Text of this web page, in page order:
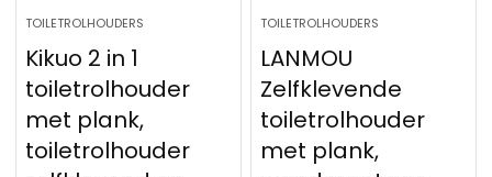
TOILETROLHOUDERS
Kikuo 2 in 1
toiletrolhouder
met plank,
toiletrolhouder
TOILETROLHOUDERS
LANMOU
Zelfklevende
toiletrolhouder
met plank,